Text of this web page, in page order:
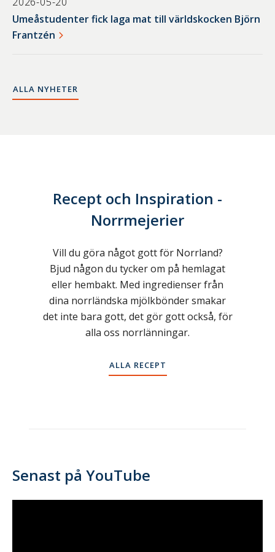
Umeåstudenter fick laga mat till världskocken Björn
Frantzén
ALLA NYHETER
Recept och Inspiration -
Norrmejerier
Vill du göra något gott för Norrland?
Bjud någon du tycker om på hemlagat
eller hembakt. Med ingredienser från
dina norrländska mjölkbönder smakar
det inte bara gott, det gör gott också, för
alla oss norrlänningar.
ALLA RECEPT
Senast på YouTube